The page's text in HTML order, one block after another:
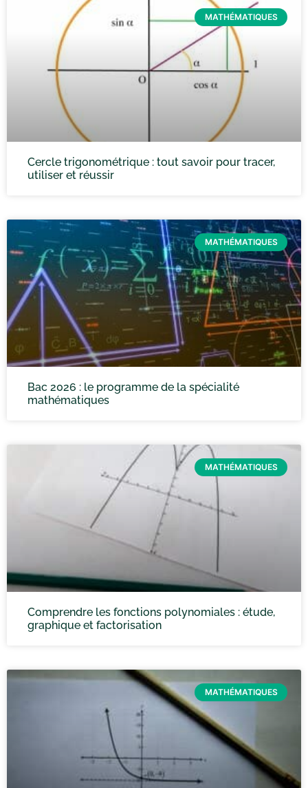
MATHÉMATIQUES
Cercle trigonométrique : tout savoir pour tracer,
utiliser et réussir
MATHÉMATIQUES
Bac 2026 : le programme de la spécialité
mathématiques
MATHÉMATIQUES
Comprendre les fonctions polynomiales : étude,
graphique et factorisation
MATHÉMATIQUES